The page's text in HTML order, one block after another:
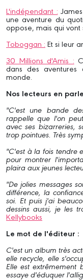
L'indépendant :
une aventure du
oppose, mais qui
Toboggan : Et si leur
30 Millions d'Amis :
dans des
monde.
Nos lecteurs en
"C'est une bande
rappelle que l'on
avec ses bizarreries,
trop pointues. Très
"C'est à la fois tendre
pour montrer
plaira aux jeunes
"De jolies messages
différence, la
soi. Et puis j'ai
dessins aussi, je les
Kellybooks
Le mot de l'éditeur :
C'est un album très
elle recycle, elle
Elle est extrêmement
essaye d'éduquer